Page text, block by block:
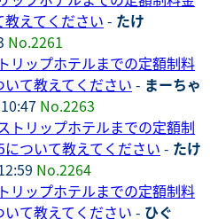
えてください - たけ
No.2261
リップホテルまでの定額制料
て教えてください - まーちゃ
No.2263
トリップホテルまでの定額制
ついて教えてください - たけ
No.2264
リップホテルまでの定額制料
て教えてください - ひぐ